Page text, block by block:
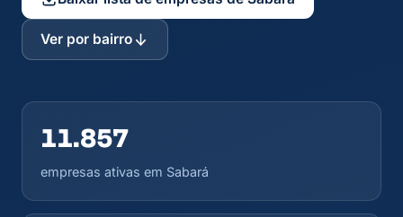
Ver por bairro
11.857
empresas ativas em Sabará